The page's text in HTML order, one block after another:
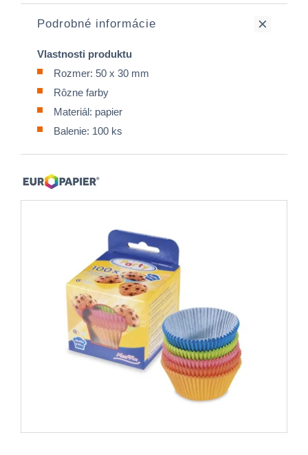
Podrobné informácie
Vlastnosti produktu
Rozmer: 50 x 30 mm
Rôzne farby
Materiál: papier
Balenie: 100 ks